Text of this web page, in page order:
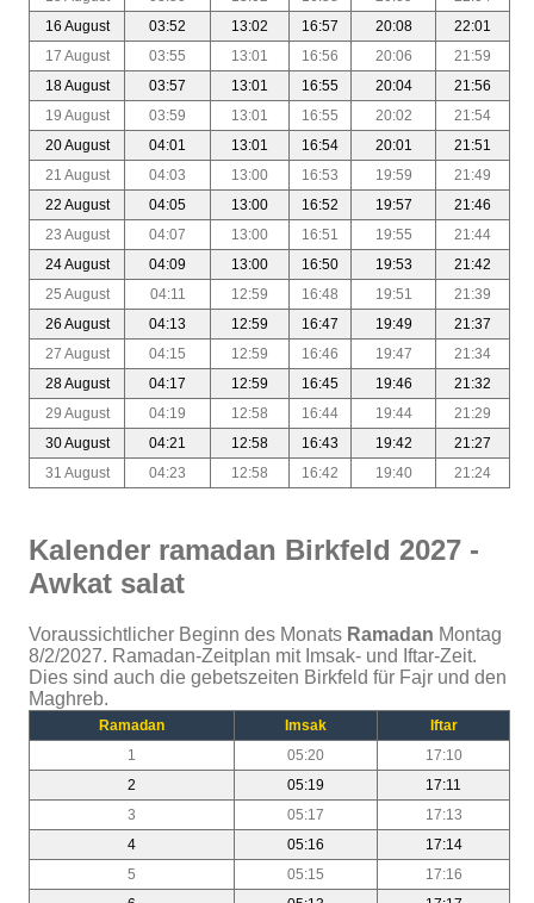
16 August
03:52 13:02 16:57 20:08
22:01
17 August
03:55 13:01 16:56 20:06
21:59
18 August
03:57 13:01 16:55 20:04
21:56
19 August
03:59 13:01 16:55 20:02
21:54
20 August
04:01 13:01 16:54 20:01
21:51
21 August
04:03 13:00 16:53 19:59
21:49
22 August
04:05 13:00 16:52 19:57
21:46
23 August
04:07 13:00 16:51 19:55
21:44
24 August
04:09 13:00 16:50 19:53
21:42
25 August
04:11 12:59 16:48 19:51
21:39
26 August
04:13 12:59 16:47 19:49
21:37
27 August
04:15 12:59 16:46 19:47
21:34
28 August
04:17 12:59 16:45 19:46
21:32
29 August
04:19 12:58 16:44 19:44
21:29
30 August
04:21 12:58 16:43 19:42
21:27
31 August
04:23 12:58 16:42 19:40 21:24
Kalender ramadan Birkfeld 2027 -
Awkat salat
Voraussichtlicher Beginn des Monats Ramadan Montag
8/2/2027. Ramadan-Zeitplan mit Imsak- und Iftar-Zeit.
Dies sind auch die gebetszeiten Birkfeld für Fajr und den
Maghreb.
Ramadan Imsak
Iftar
1
05:20
17:10
2
05:19
17:11
3
05:17
17:13
4
05:16
17:14
5
05:15
17:16